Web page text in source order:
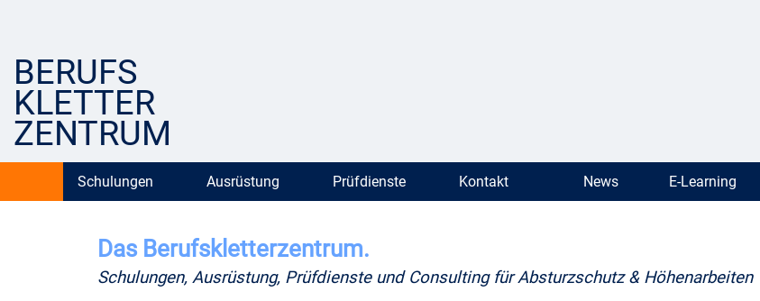
BERUFS
KLETTER
ZENTRUM
Schulungen Ausrüstung Prüfdienste Kontakt News E-Learning
Das Berufskletterzentrum.
Schulungen, Ausrüstung, Prüfdienste und Consulting für Absturzschutz & Höhenarbeiten